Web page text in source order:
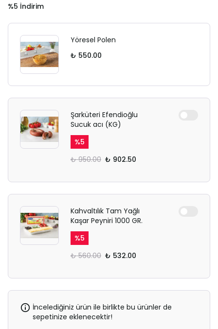
%5 İndirim
Yöresel Polen
₺ 550.00
Şarküteri Efendioğlu
Sucuk acı (KG)
%5
₺ 950.00 ₺ 902.50
Kahvaltılık Tam Yağlı
Kaşar Peyniri 1000 GR.
%5
₺ 560.00 ₺ 532.00
İncelediğiniz ürün ile birlikte bu ürünler de
sepetinize eklenecektir!